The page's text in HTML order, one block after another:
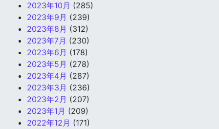
2023年10月 (285)
2023年9月 (239)
2023年8月 (312)
2023年7月 (230)
2023年6月 (178)
2023年5月 (278)
2023年4月 (287)
2023年3月 (236)
2023年2月 (207)
2023年1月 (209)
2022年12月 (171)